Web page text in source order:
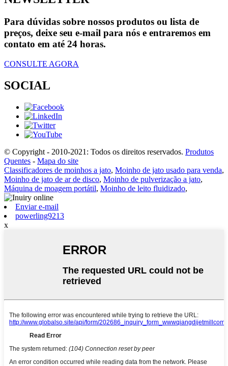
Para dúvidas sobre nossos produtos ou lista de
preços, deixe seu e-mail para nós e entraremos em
contato em até 24 horas.
CONSULTE AGORA
SOCIAL
© Copyright - 2010-2021: Todos os direitos reservados. Produtos
Quentes - Mapa do site
Classificadores de moinhos a jato, Moinho de jato usado para venda,
Moinho de jato de ar de disco, Moinho de pulverização a jato,
Máquina de moagem portátil, Moinho de leito fluidizado,
Enviar e-mail
powerling9213
x